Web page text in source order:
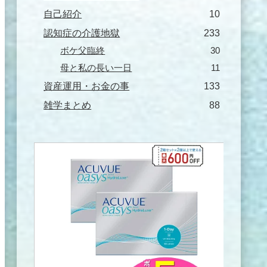
自己紹介
10
認知症の介護地獄
233
ボケ父臨終
30
母と私の長い一日
11
資産運用・お金の事
133
雑学まとめ
88